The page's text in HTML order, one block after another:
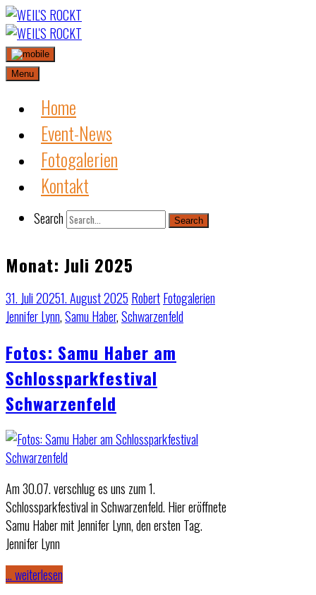
Skip
to
content
Menu
Home
Event-News
Fotogalerien
Kontakt
Search Search
Monat: Juli 2025
31. Juli 20251. August 2025 RobertFotogalerien
Jennifer Lynn,Samu Haber,Schwarzenfeld
Fotos: Samu Haber am
Schlossparkfestival
Schwarzenfeld
Am 30.07. verschlug es uns zum 1.
Schlossparkfestival in Schwarzenfeld. Hier eröffnete
Samu Haber mit Jennifer Lynn, den ersten Tag.
Jennifer Lynn
… weiterlesen